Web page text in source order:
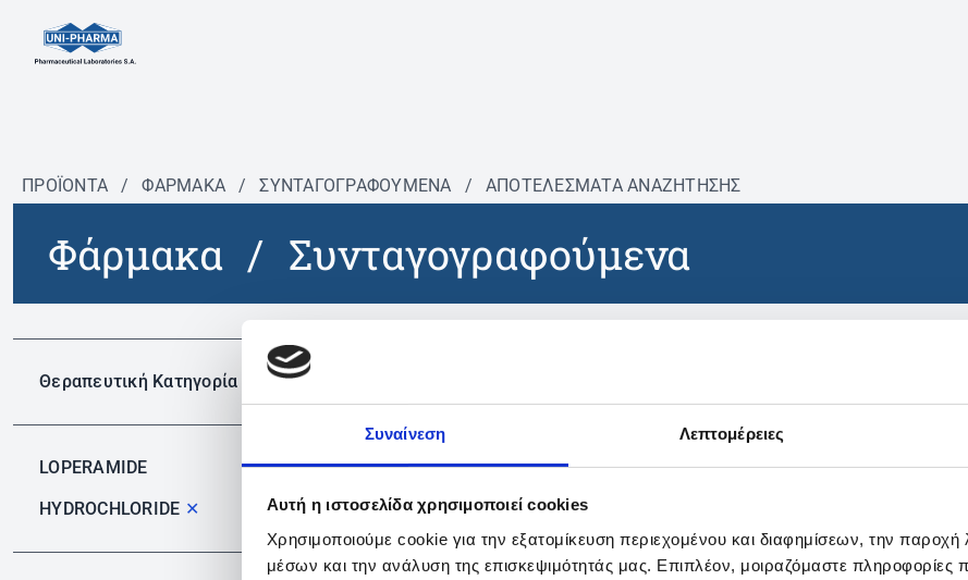
Συναίνεση Λεπτομέρειες
Αυτή η ιστοσελίδα χρησιμοποιεί cookies
Χρησιμοποιούμε cookie για την εξατομίκευση περιεχομένου και διαφημίσεων, την παροχή
μέσων και την ανάλυση της επισκεψιμότητάς μας. Επιπλέον, μοιραζόμαστε
ΠΡΟΪΟΝΤΑ / ΦΆΡΜΑΚΑ / ΣΥΝΤΑΓΟΓΡΑΦΟΎΜΕΝΑ / ΑΠΟΤΕΛΕΣΜΑΤΑ ΑΝΑΖΗΤΗΣΗΣ
Φάρμακα / Συνταγογραφούμενα
Θεραπευτική Κατηγορία
LOPERAMIDE
HYDROCHLORIDE ✕
Δεν βρέθηκαν προϊόντα με